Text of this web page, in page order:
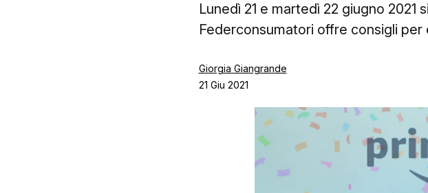
Lunedì 21 e martedì 22 giugno 2021
Federconsumatori offre consigli
Giorgia Giangrande
21 Giu 2021